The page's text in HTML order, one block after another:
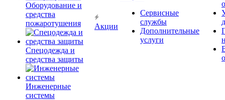
Оборудование и
средства
пожаротушения
Спецодежда и
средства защиты
Инженерные
системы
Акции
Сервисные
службы
Дополнительные
услуги